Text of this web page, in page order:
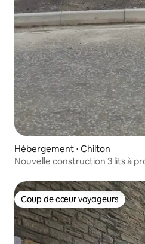
Hébergement ⋅ Chilton
Nouvelle construction 3 lits à
Coup de cœur voyageurs
Coup de cœur voyageurs